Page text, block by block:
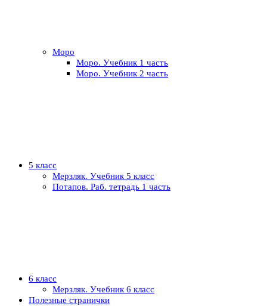
Моро
Моро. Учебник 1 часть
Моро. Учебник 2 часть
5 класс
Мерзляк. Учебник 5 класс
Потапов. Раб. тетрадь 1 часть
6 класс
Мерзляк. Учебник 6 класс
Полезные странички